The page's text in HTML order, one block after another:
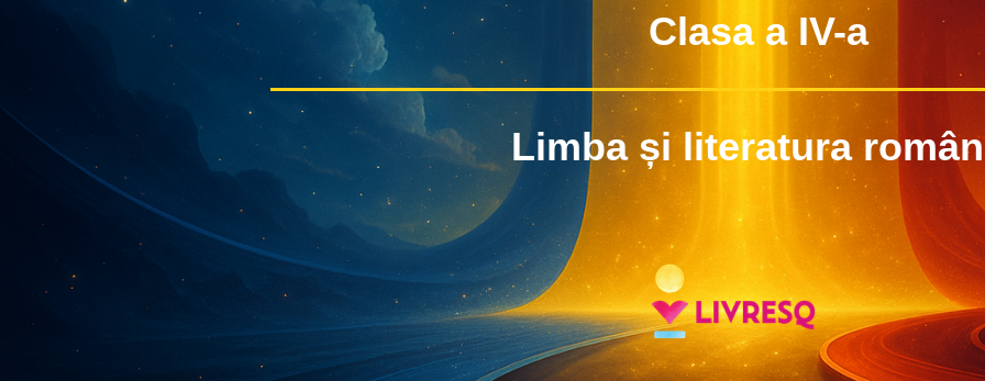
Clasa a IV-a
Limba și literatura